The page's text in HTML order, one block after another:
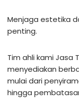
Menjaga estetika
penting.
Tim ahli kami Jasa
menyediakan
mulai dari
hingga